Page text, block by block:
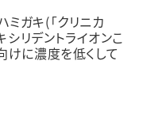
ガキ(「クリニカ
シリデントライオンこ
けに濃度を低くして